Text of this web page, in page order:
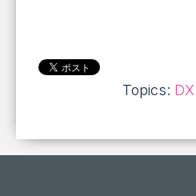
Topics: DX